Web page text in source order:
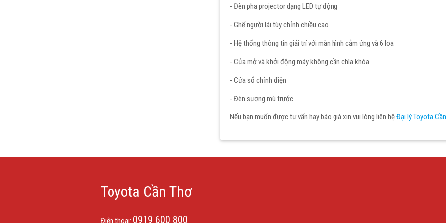
- Đèn pha projector dạng LED tự động
- Ghế người lái tùy chỉnh chiều cao
- Hệ thống thông tin giải trí với màn hình cảm ứng và 6 loa
- Cửa mở và khởi động máy không cần chìa khóa
- Cửa sổ chỉnh điện
- Đèn sương mù trước
Nếu bạn muốn được tư vấn hay báo giá xin vui lòng liên hệĐại lý Toyota
Toyota Cần Thơ
Điện thoại: 0919 600 800